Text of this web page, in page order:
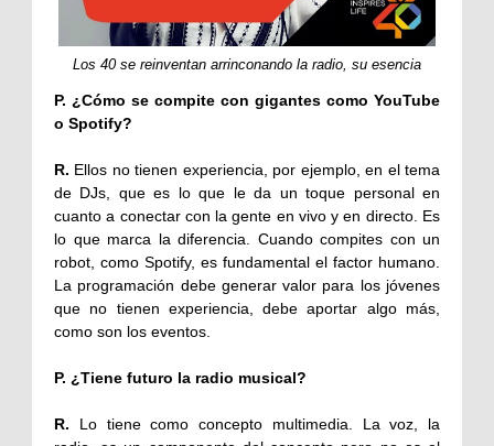
Los 40 se reinventan arrinconando la radio, su esencia
P. ¿Cómo se compite con gigantes como YouTube
o Spotify?
R. Ellos no tienen experiencia, por ejemplo, en el tema
de DJs, que es lo que le da un toque personal en
cuanto a conectar con la gente en vivo y en directo. Es
lo que marca la diferencia. Cuando compites con un
robot, como Spotify, es fundamental el factor humano.
La programación debe generar valor para los jóvenes
que no tienen experiencia, debe aportar algo más,
como son los eventos.
P. ¿Tiene futuro la radio musical?
R. Lo tiene como concepto multimedia. La voz, la